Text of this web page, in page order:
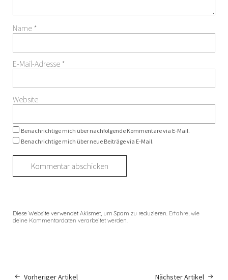
Name *
E-Mail-Adresse *
Website
Benachrichtige mich über nachfolgende Kommentare via E-Mail.
Benachrichtige mich über neue Beiträge via E-Mail.
Diese Website verwendet Akismet, um Spam zu reduzieren. Erfahre, wie
deine Kommentardaten verarbeitet werden.
Vorheriger Artikel Nächster Artikel